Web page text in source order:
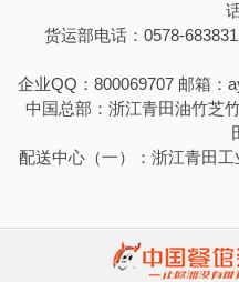
货运部电话：0578-
企业QQ：800069707 邮箱：
中国总部：浙江青田油竹芝
配送中心（一）：浙江青田